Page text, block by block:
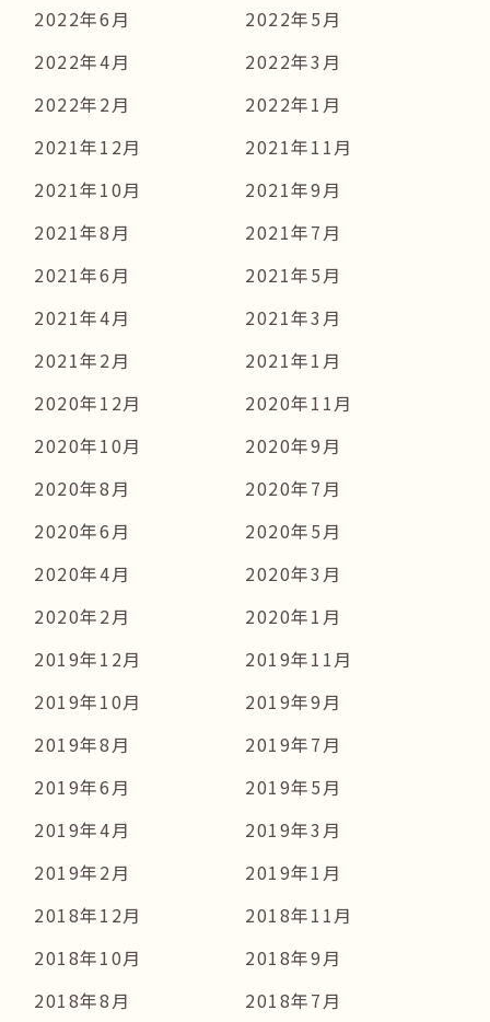
2022年6月
2022年5月
2022年4月
2022年3月
2022年2月
2022年1月
2021年12月
2021年11月
2021年10月
2021年9月
2021年8月
2021年7月
2021年6月
2021年5月
2021年4月
2021年3月
2021年2月
2021年1月
2020年12月
2020年11月
2020年10月
2020年9月
2020年8月
2020年7月
2020年6月
2020年5月
2020年4月
2020年3月
2020年2月
2020年1月
2019年12月
2019年11月
2019年10月
2019年9月
2019年8月
2019年7月
2019年6月
2019年5月
2019年4月
2019年3月
2019年2月
2019年1月
2018年12月
2018年11月
2018年10月
2018年9月
2018年8月
2018年7月